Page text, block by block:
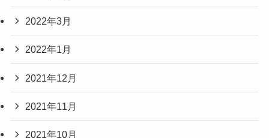
2022年3月
2022年1月
2021年12月
2021年11月
2021年10月